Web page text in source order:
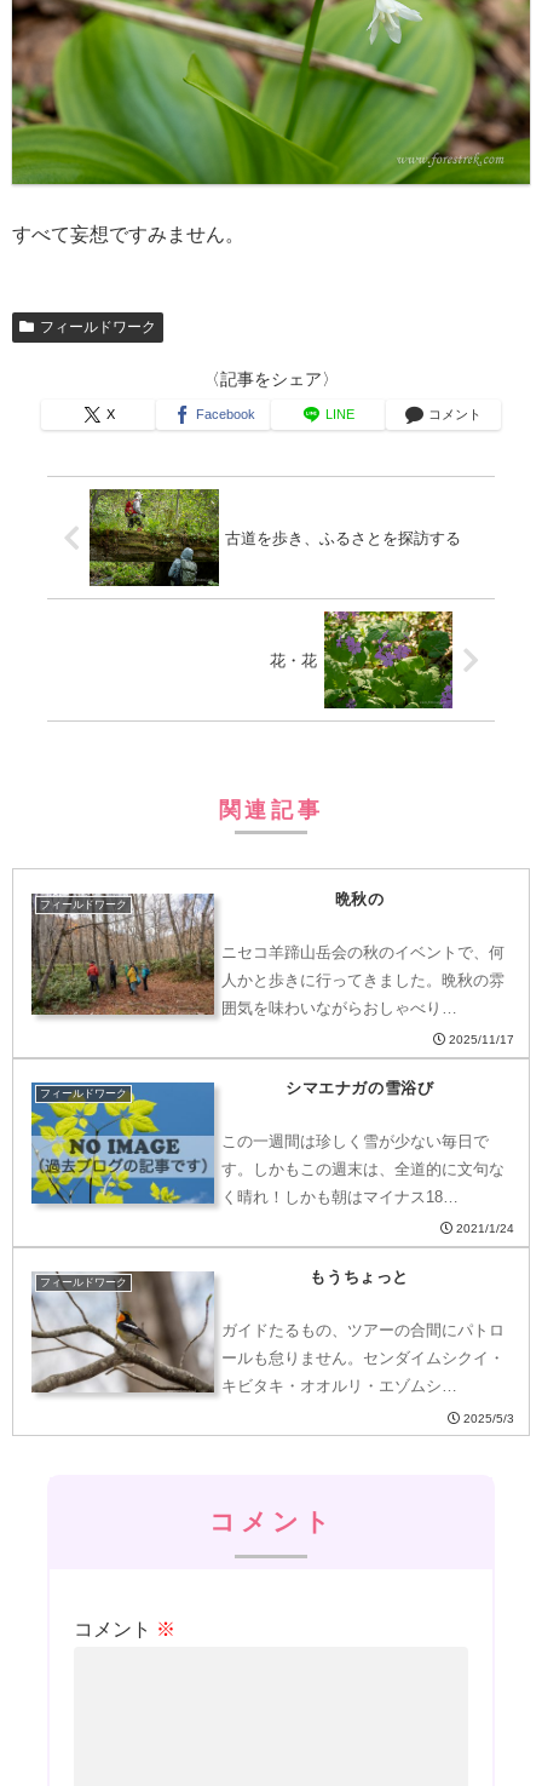
すべて妄想ですみません。
フィールドワーク
〈記事をシェア〉
X Facebook LINE コメント
古道を歩き、ふるさとを探訪する
花・花
関連記事
フィールドワーク 晩秋の
ニセコ羊蹄山岳会の秋のイベントで、何
人かと歩きに行ってきました。晩秋の雰
囲気を味わいながらおしゃべり…
2025/11/17
フィールドワーク シマエナガの雪浴び
この一週間は珍しく雪が少ない毎日で
す。しかもこの週末は、全道的に文句な
く晴れ！しかも朝はマイナス18…
2021/1/24
フィールドワーク もうちょっと
ガイドたるもの、ツアーの合間にパトロ
ールも怠りません。センダイムシクイ・
キビタキ・オオルリ・エゾムシ…
2025/5/3
コメント
コメント ※